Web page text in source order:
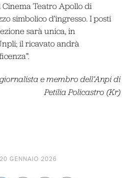
Teatro Apollo di
simbolico d’ingresso. I posti
sarà unica, in
il ricavato andrà
e membro dell’Anpi di
Petilia Policastro (Kr)
GENNAIO 2026